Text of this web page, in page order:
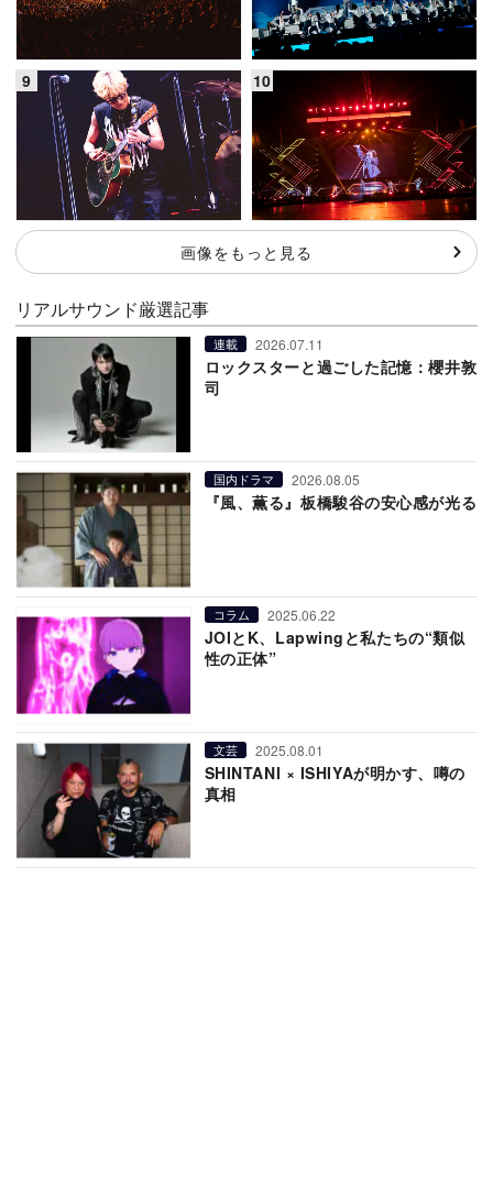
画像をもっと見る
リアルサウンド厳選記事
連載 2026.07.11
ロックスターと過ごした記憶：櫻井敦
司
国内ドラマ 2026.08.05
『風、薫る』板橋駿谷の安心感が光る
コラム 2025.06.22
JOIとK、Lapwingと私たちの“類似
性の正体”
文芸 2025.08.01
SHINTANI × ISHIYAが明かす、噂の
真相